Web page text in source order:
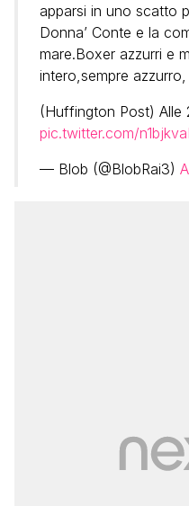
apparsi in uno scatto
Donna’ Conte e la
mare.Boxer azzurri e
intero,sempre azzurro,
(Huffington Post) Alle
pic.twitter.com/
— Blob (@BlobRai3)